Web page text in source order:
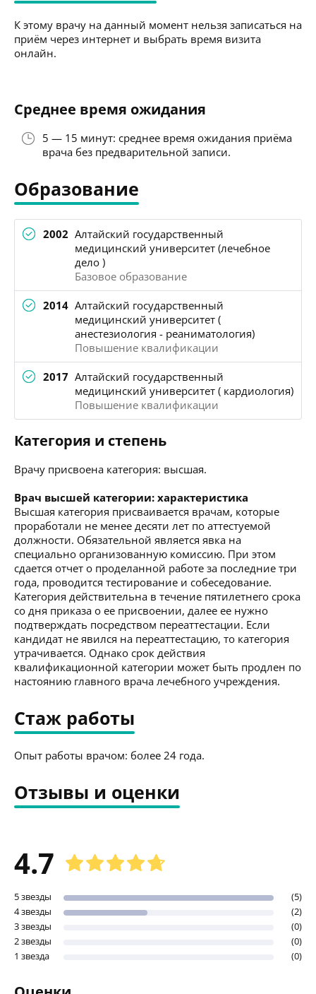
К этому врачу на данный момент нельзя записаться на
приём через интернет и выбрать время визита
онлайн.
Среднее время ожидания
5 — 15 минут: среднее время ожидания приёма
врача без предварительной записи.
Образование
2002 Алтайский государственный
медицинский университет (лечебное
дело )
Базовое образование
2014 Алтайский государственный
медицинский университет (
анестезиология - реаниматология)
Повышение квалификации
2017 Алтайский государственный
медицинский университет ( кардиология)
Повышение квалификации
Категория и степень
Врачу присвоена категория: высшая.
Врач высшей категории: характеристика
Высшая категория присваивается врачам, которые
проработали не менее десяти лет по аттестуемой
должности. Обязательной является явка на
специально организованную комиссию. При этом
сдается отчет о проделанной работе за последние три
года, проводится тестирование и собеседование.
Категория действительна в течение пятилетнего срока
со дня приказа о ее присвоении, далее ее нужно
подтверждать посредством переаттестации. Если
кандидат не явился на переаттестацию, то категория
утрачивается. Однако срок действия
квалификационной категории может быть продлен по
настоянию главного врача лечебного учреждения.
Стаж работы
Опыт работы врачом: более 24 года.
Отзывы и оценки
4.7
5 звезды
(5)
4 звезды
(2)
3 звезды
(0)
2 звезды
(0)
1 звезда
(0)